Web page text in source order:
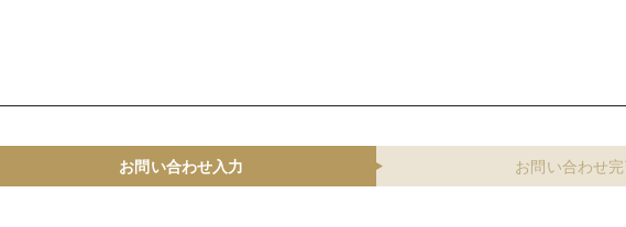
お問い合わせ入力 お問い合わせ完